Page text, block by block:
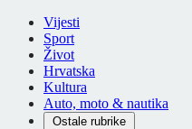
Vijesti
Sport
Život
Hrvatska
Kultura
Auto, moto & nautika
Ostale rubrike